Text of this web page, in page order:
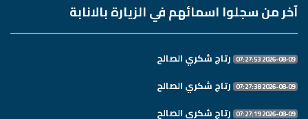
آخر من سجلوا اسمائهم في الزيارة بالانابة
2026-08-09 07:27:53 رتاج شكري الصالح
2026-08-09 07:27:38 رتاج شكري الصالح
2026-08-09 07:27:19 رتاج شكري الصالح